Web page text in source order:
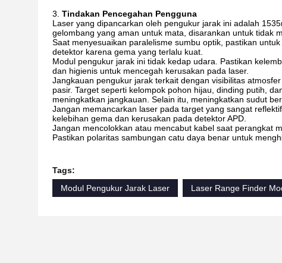
Tindakan Pencegahan Pengguna
Laser yang dipancarkan oleh pengukur jarak ini adalah
gelombang yang aman untuk mata, disarankan untuk tidak
Saat menyesuaikan paralelisme sumbu optik, pastikan
detektor karena gema yang terlalu kuat.
Modul pengukur jarak ini tidak kedap udara. Pastikan
dan higienis untuk mencegah kerusakan pada laser.
Jangkauan pengukur jarak terkait dengan visibilitas
pasir. Target seperti kelompok pohon hijau, dinding putih,
meningkatkan jangkauan. Selain itu, meningkatkan sudut
Jangan memancarkan laser pada target yang sangat
kelebihan gema dan kerusakan pada detektor APD.
Jangan mencolokkan atau mencabut kabel saat perangkat
Pastikan polaritas sambungan catu daya benar untuk
Tags:
Modul Pengukur Jarak Laser
Laser Range Finder